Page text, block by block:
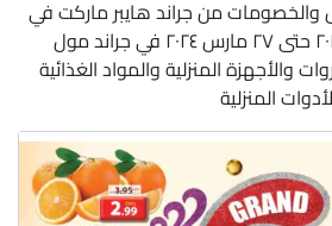
من جراند هايبر ماركت في
الإمارات من ٢٦ مارس ٢٠٢٤ حتى ٢٧ مارس ٢٠٢٤ في جراند مول
والأجهزة المنزلية والمواد الغذائية
المنزلية